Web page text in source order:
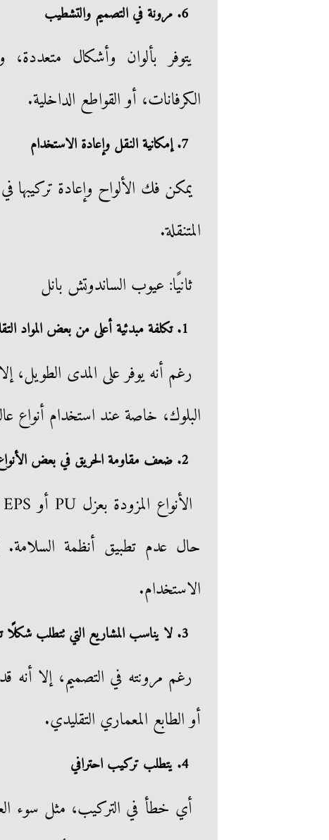
6. مرونة في التصميم والتشطيب
يتوفر بألوان وأشكال
الكرفانات، أو القواطع الداخلية.
7. إمكانية النقل وإعادة الاستخدام
يمكن فك الألواح وإعادة تركيبها في
المتنقلة.
ثانيًا: عيوب الساندوتش بانل
1. تكلفة مبدئية أعلى من بعض المواد التقليدية
رغم أنه يوفر على المدى الطويل،
البلوك، خاصة عند استخدام أنواع
2. ضعف مقاومة الحريق في بعض الأنواع
حال عدم تطبيق أنظمة
الاستخدام.
3. لا يناسب المشاريع التي تتطلب شكلًا تقليديًا
رغم مرونته في التصميم، إلا
أو الطابع المعماري التقليدي.
4. يتطلب تركيب احترافي
أي خطأ في التركيب، مثل سوء